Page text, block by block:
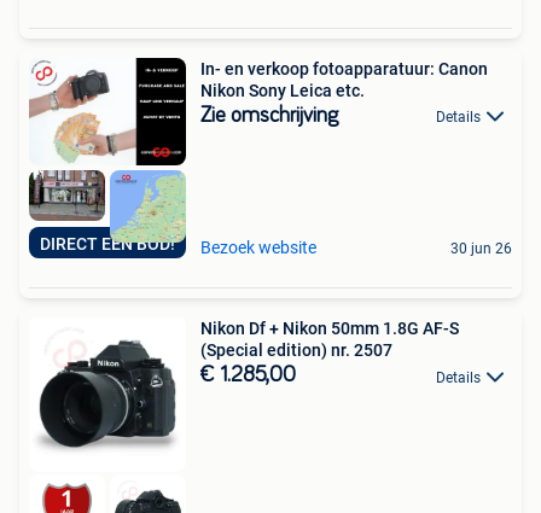
DIRECT EEN BOD!
In- en verkoop fotoapparatuur: Canon
Nikon Sony Leica etc.
Zie omschrijving Details
Bezoek website 30 jun 26
Nikon Df + Nikon 50mm 1.8G AF-S
(Special edition) nr. 2507
€ 1.285,00 Details